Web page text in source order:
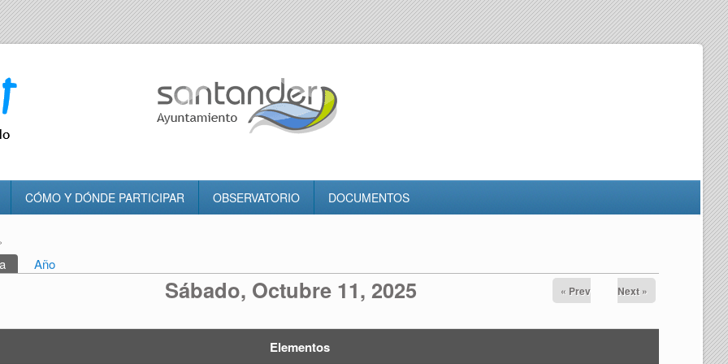
CÓMO Y DÓNDE PARTICIPAR OBSERVATORIO DOCUMENTOS
usted aquí
(solapa activa)
Año
Sábado, Octubre 11, 2025 « Prev Next »
Elementos